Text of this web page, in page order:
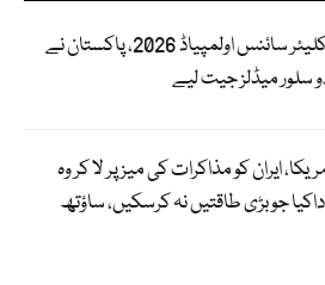
انٹرنیشنل نیوکلیئر سائنس اولمپیاڈ 2026، پاکستان نے
سلور میڈلز جیت لیے
ایران کو مذاکرات کی میز پر لا کر وہ
جو بڑی طاقتیں نہ کرسکیں، ساؤتھ